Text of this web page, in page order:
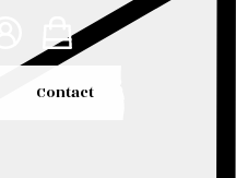
Contact